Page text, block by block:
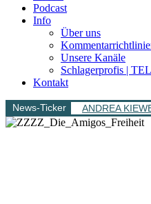
Podcast
Info
Über uns
Unsere Kanäle
Schlagerprofis |
Kontakt
News-Ticker ANDREA